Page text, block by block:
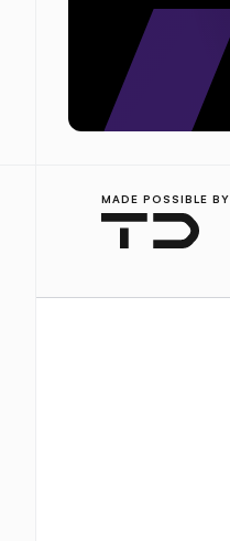
MADE POSSIBLE BY